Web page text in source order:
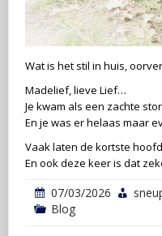
Wat is het stil in huis,
Madelief, lieve Lief…
Je kwam als een zachte
En je was er helaas maar
Vaak laten de kortste
En ook deze keer is dat
07/03/2026
Blog